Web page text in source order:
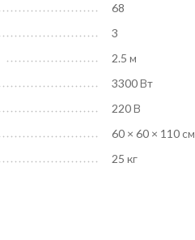
68
3
2.5 м
3300 Вт
220 В
60 × 60 × 110 см
25 кг